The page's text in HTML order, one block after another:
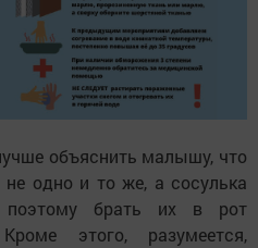
объяснить малышу, что
одно и то же, а сосулька
брать их в рот
этого, разумеется,